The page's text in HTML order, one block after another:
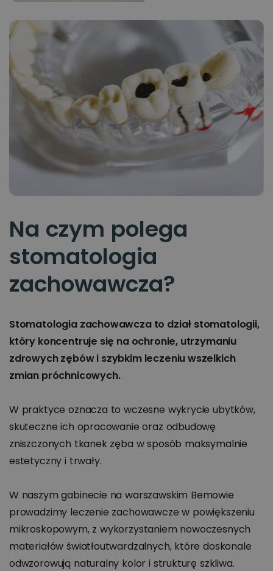
Na czym polega
stomatologia
zachowawcza?
Stomatologia zachowawcza to dział stomatologii,
który koncentruje się na ochronie, utrzymaniu
zdrowych zębów i szybkim leczeniu wszelkich
zmian próchnicowych.
W praktyce oznacza to wczesne wykrycie ubytków,
skuteczne ich opracowanie oraz odbudowę
zniszczonych tkanek zęba w sposób maksymalnie
estetyczny i trwały.
W naszym gabinecie na warszawskim Bemowie
prowadzimy leczenie zachowawcze w powiększeniu
mikroskopowym, z wykorzystaniem nowoczesnych
materiałów światłoutwardzalnych, które doskonale
odwzorowują naturalny kolor i strukturę szkliwa.